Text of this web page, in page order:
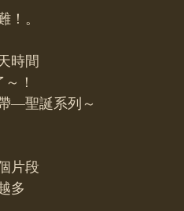
！。
時間
！
—聖誕系列～
片段
多